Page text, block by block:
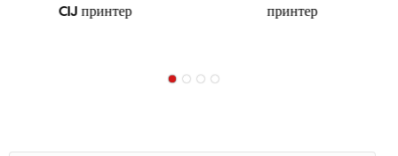
CIJ принтер
принтер